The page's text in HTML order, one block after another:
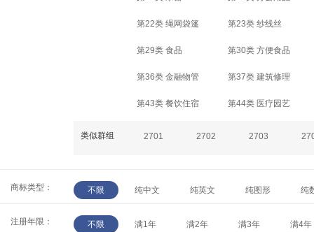
第22类 绳网袋篷 第23类 纱线丝
第29类 食品 第30类 方便食品
第36类 金融物管 第37类 建筑修理
第43类 餐饮住宿 第44类 医疗园艺
类似群组 2701 2702 2703
商标类型： 不限 纯中文 纯英文 纯图形 纯
注册年限： 不限 满1年 满2年 满3年 满4年